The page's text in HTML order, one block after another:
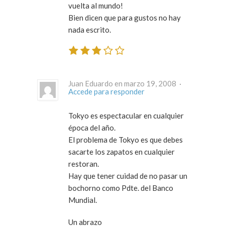
vuelta al mundo!
Bien dicen que para gustos no hay
nada escrito.
Juan Eduardo en marzo 19, 2008 ·
Accede para responder
Tokyo es espectacular en cualquier
época del año.
El problema de Tokyo es que debes
sacarte los zapatos en cualquier
restoran.
Hay que tener cuidad de no pasar un
bochorno como Pdte. del Banco
Mundial.
Un abrazo